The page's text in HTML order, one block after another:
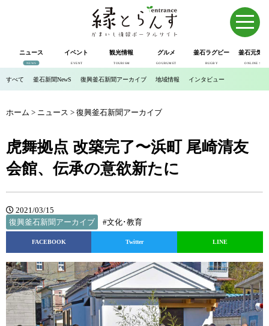
ニュース
NEWS
イベント
EVENT
観光情報
TOURISM
グルメ
GOURUMET
釜石ラグビー
RUGBY
釜石元気
ONLINE SHOP
すべて 釜石新聞NewS 復興釜石新聞アーカイブ 地域情報 インタビュー
ホーム > ニュース > 復興釜石新聞アーカイブ
虎舞拠点 改築完了〜浜町 尾崎清友
会館、伝承の意欲新たに
2021/03/15
復興釜石新聞アーカイブ
#文化･教育
FACEBOOK Twitter LINE